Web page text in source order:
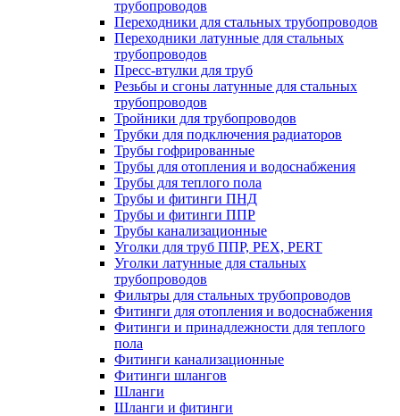
трубопроводов
Переходники для стальных трубопроводов
Переходники латунные для стальных
трубопроводов
Пресс-втулки для труб
Резьбы и сгоны латунные для стальных
трубопроводов
Тройники для трубопроводов
Трубки для подключения радиаторов
Трубы гофрированные
Трубы для отопления и водоснабжения
Трубы для теплого пола
Трубы и фитинги ПНД
Трубы и фитинги ППР
Трубы канализационные
Уголки для труб ППР, PEX, PERT
Уголки латунные для стальных
трубопроводов
Фильтры для стальных трубопроводов
Фитинги для отопления и водоснабжения
Фитинги и принадлежности для теплого
пола
Фитинги канализационные
Фитинги шлангов
Шланги
Шланги и фитинги